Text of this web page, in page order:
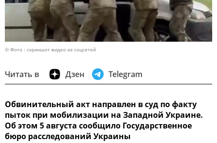
© Фото : скриншот видео из соцсетей
Читать в Дзен Telegram
Обвинительный акт направлен в суд по факту
пыток при мобилизации на Западной Украине.
Об этом 5 августа сообщило Государственное
бюро расследований Украины